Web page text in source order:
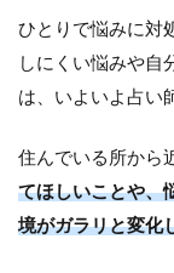
ひとりで悩みに対
しにくい悩みや自
は、いよいよ占い
住んでいる所から
てほしいことや、
境がガラリと変化